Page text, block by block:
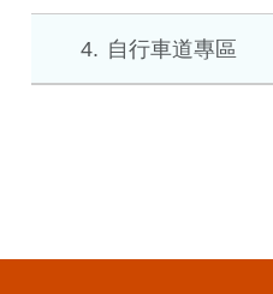
4 自行車道專區